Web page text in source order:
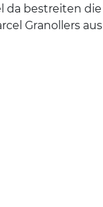
da bestreiten die
Granollers aus